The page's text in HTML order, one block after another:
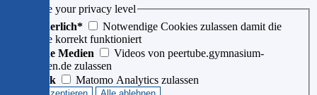
Choose your privacy level
Erforderlich*
Notwendige Cookies zulassen damit die
Website korrekt funktioniert
Externe Medien
Videos von peertube.gymnasium-
ditzingen.de zulassen
Statistik
Matomo Analytics zulassen